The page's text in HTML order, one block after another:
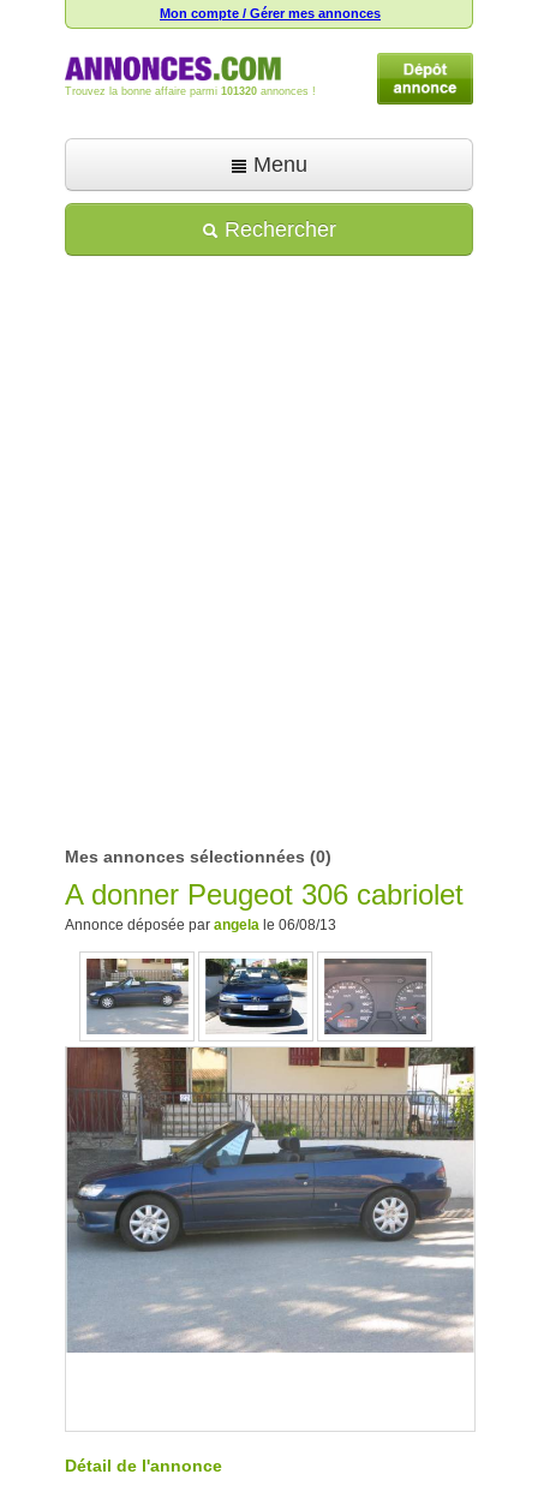
Mon compte / Gérer mes annonces
Trouvez la bonne affaire parmi 101320 annonces !
Menu
Déposer une annonce
Rechercher
Mes annonces sélectionnées (0)
A donner Peugeot 306 cabriolet
Annonce déposée par angela le 06/08/13
Détail de l'annonce